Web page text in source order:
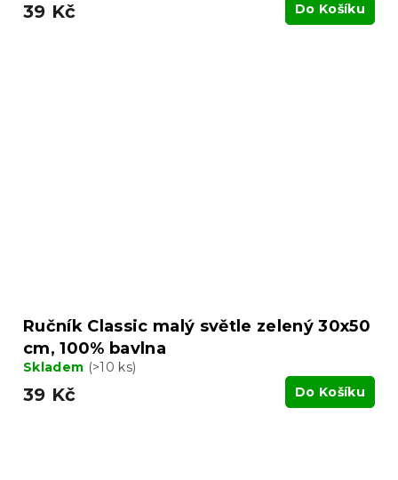
39 Kč Do Košíku
Ručník Classic malý světle zelený 30x50
cm, 100% bavlna
Skladem (>10 ks)
39 Kč Do Košíku